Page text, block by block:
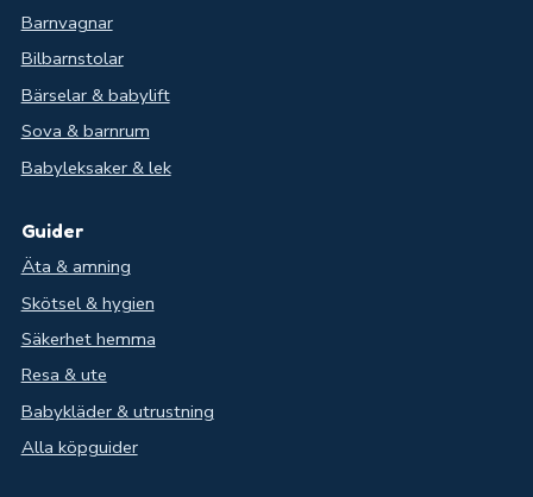
Barnvagnar
Bilbarnstolar
Bärselar & babylift
Sova & barnrum
Babyleksaker & lek
Guider
Äta & amning
Skötsel & hygien
Säkerhet hemma
Resa & ute
Babykläder & utrustning
Alla köpguider